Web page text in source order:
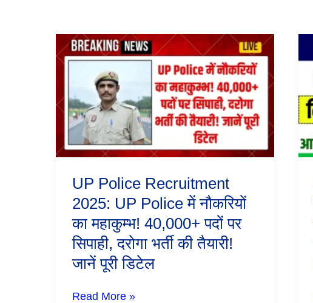
UP Police Recruitment
2025: UP Police में नौकरियों
का महाकुम्भ! 40,000+ पदों पर
सिपाही, दरोगा भर्ती की तैयारी!
जानें पूरी डिटेल
UP
Police
Recruitment
2025:
Police
में
नौकरियों
महाकुम्भ!
40,000+
पर
सिपाही,
दरोगा
भर्ती
की
तैयारी!
जानें
पूरी
Read More »